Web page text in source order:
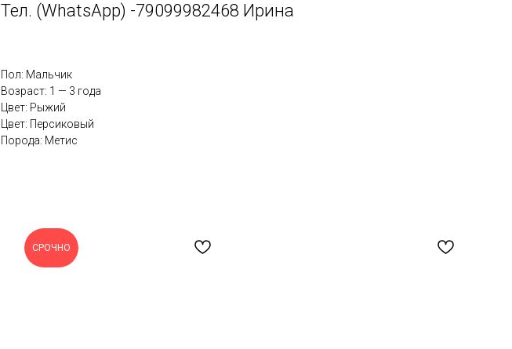
Тел. (WhatsApp) -79099982468 Ирина
Пол: Мальчик
Возраст: 1 — 3 года
Цвет: Рыжий
Цвет: Персиковый
Порода: Метис
СРОЧНО